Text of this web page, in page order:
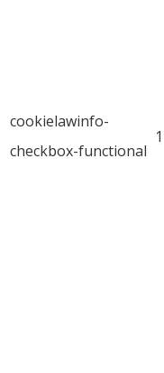
cookielawinfo-
checkbox-functional